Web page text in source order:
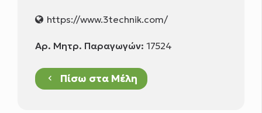
https://www.3technik.com/
Αρ. Μητρ. Παραγωγών: 17524
keyboard_arrow_left Πίσω στα Μέλη